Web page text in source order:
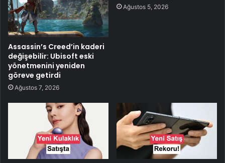
Assassin’s Creed’in kaderi
değişebilir: Ubisoft eski
yönetmenini yeniden
göreve getirdi
Ağustos 7, 2026
Ağustos 5, 2026